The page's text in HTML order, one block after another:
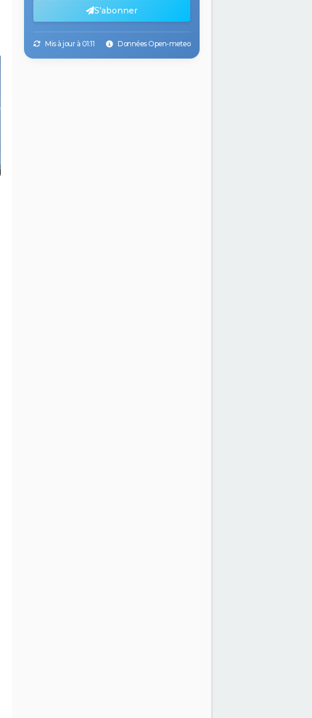
S'abonner
Mis à jour à 01:11 Données Open-meteo